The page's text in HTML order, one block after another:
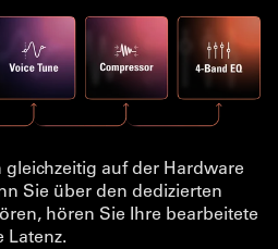
auf der Hardware
Sie über den dedizierten
hören Sie Ihre bearbeitete
Latenz.